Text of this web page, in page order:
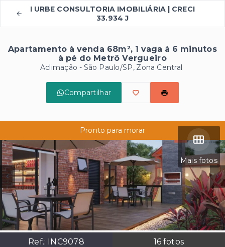
I URBE CONSULTORIA IMOBILIÁRIA | CRECI
33.934 J
Apartamento à venda 68m², 1 vaga à 6 minutos
à pé do Metrô Vergueiro
Aclimação - São Paulo/SP, Zona Central
Compartilhar
Mais fotos
Ref.: INC9078 16 fotos
Pronto para morar